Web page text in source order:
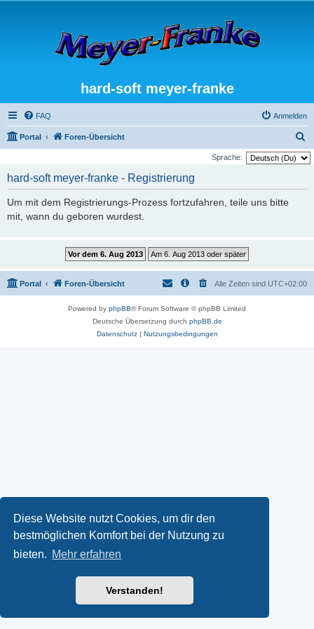
Diese Website nutzt Cookies, um dir den
bestmöglichen Komfort bei der Nutzung zu
bieten. Mehr erfahren
Verstanden!
hard-soft meyer-franke
FAQ Anmelden
Portal Foren-Übersicht
u
Sprache:
hard-soft meyer-franke - Registrierung
Um mit dem Registrierungs-Prozess fortzufahren, teile uns bitte
mit, wann du geboren wurdest.
Portal Foren-Übersicht Alle Zeiten sind UTC+02:00
Powered by phpBB® Forum Software © phpBB Limited
Deutsche Übersetzung durch phpBB.de
Datenschutz| Nutzungsbedingungen